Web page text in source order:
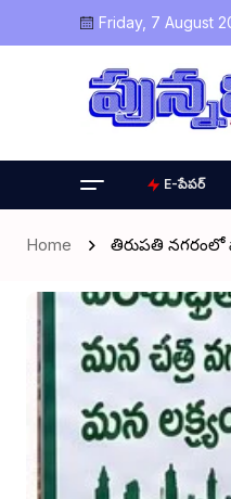
Friday, 7 August
E-పేపర్
Home తిరుపతి నగరంలో